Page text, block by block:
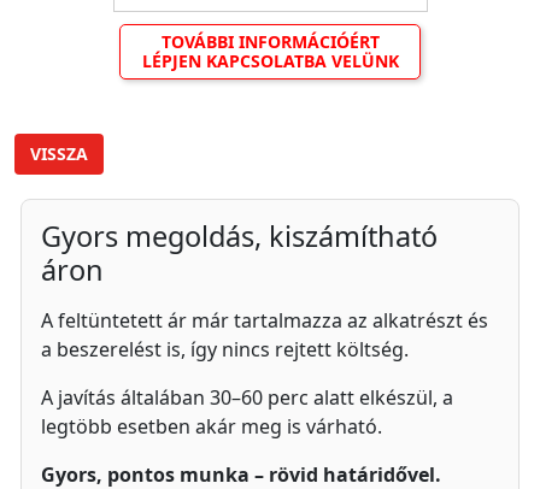
TOVÁBBI INFORMÁCIÓÉRT
LÉPJEN KAPCSOLATBA VELÜNK
VISSZA
Gyors megoldás, kiszámítható
áron
A feltüntetett ár már tartalmazza az alkatrészt és
a beszerelést is, így nincs rejtett költség.
A javítás általában 30–60 perc alatt elkészül, a
legtöbb esetben akár meg is várható.
Gyors, pontos munka – rövid határidővel.